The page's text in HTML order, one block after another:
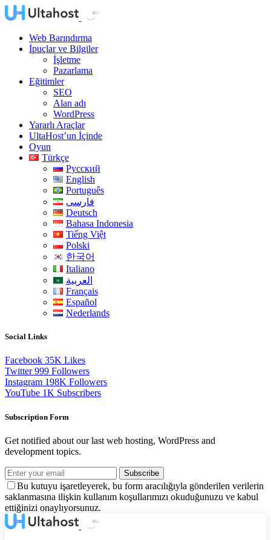
Web Barındırma
İpuçlar ve Bilgiler
İşletme
Pazarlama
Eğitimler
SEO
Alan adı
WordPress
Yararlı Araçlar
UltaHost’un İçinde
Oyun
Türkçe
Русский
English
Português
فارسی
Deutsch
Bahasa Indonesia
Tiếng Việt
Polski
한국어
Italiano
العربية
Français
Español
Nederlands
Social Links
Facebook 35K Likes
Twitter 999 Followers
Instagram 198K Followers
YouTube 1K Subscribers
Subscription Form
Get notified about our last web hosting, WordPress and
development topics.
Subscribe
Bu kutuyu işaretleyerek, bu form aracılığıyla gönderilen verilerin
saklanmasına ilişkin kullanım koşullarımızı okuduğunuzu ve kabul
ettiğinizi onaylıyorsunuz.